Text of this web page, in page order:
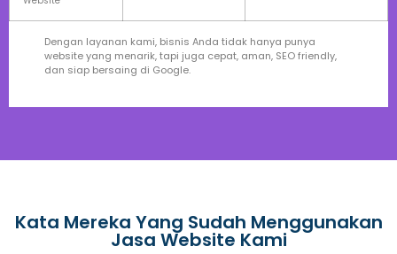
Dengan layanan kami, bisnis Anda tidak hanya punya
website yang menarik, tapi juga cepat, aman, SEO friendly,
dan siap bersaing di Google.
Kata Mereka Yang Sudah Menggunakan
Jasa Website Kami